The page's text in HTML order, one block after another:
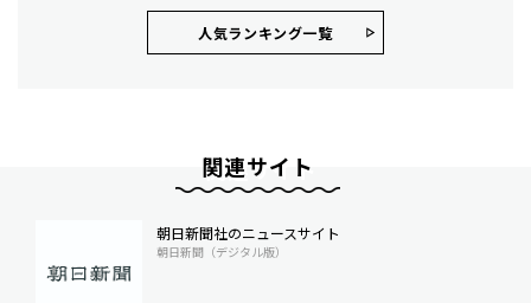
人気ランキング⼀覧
関連サイト
朝日新聞社のニュースサイト
朝日新聞（デジタル版）